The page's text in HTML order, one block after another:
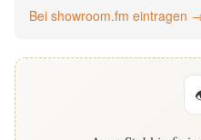
Bei showroom.fm eintragen